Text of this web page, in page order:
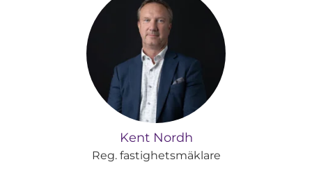
Kent Nordh
Reg. fastighetsmäklare